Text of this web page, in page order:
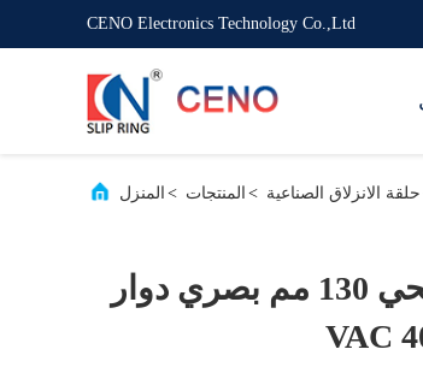
CENO Electronics Technology Co.,Ltd
المنزل > المنتجات > حلقة الانزلاق الصناعية
معالجة مياه الصرف الصحي 130 مم بصري دوار